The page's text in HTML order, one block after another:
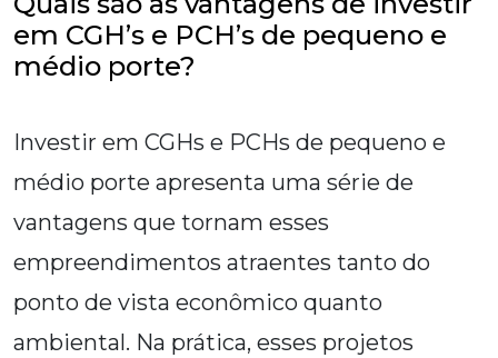
em CGH’s e PCH’s de pequeno e
médio porte?
Investir em CGHs e PCHs de pequeno e
médio porte apresenta uma série de
vantagens que tornam esses
empreendimentos atraentes tanto do
ponto de vista econômico quanto
ambiental. Na prática, esses projetos